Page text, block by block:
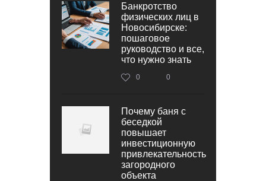
Банкротство
физических лиц в
Новосибирске:
пошаговое
руководство и все,
что нужно знать
0 0
Почему баня с
беседкой
повышает
инвестиционную
привлекательность
загородного
объекта